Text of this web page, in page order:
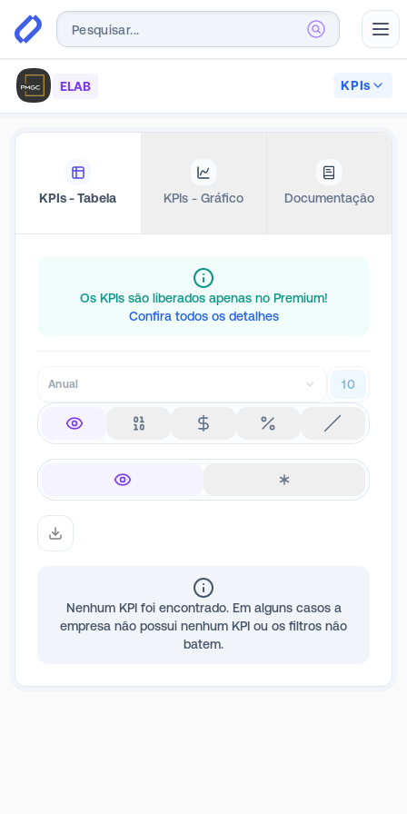
ELAB KPIs
KPIs - Tabela KPIs - Gráfico Documentação
Os KPIs são liberados apenas no Premium!
Confira todos os detalhes
Anual 10
Nenhum KPI foi encontrado. Em alguns casos a
empresa não possui nenhum KPI ou os filtros não
batem.